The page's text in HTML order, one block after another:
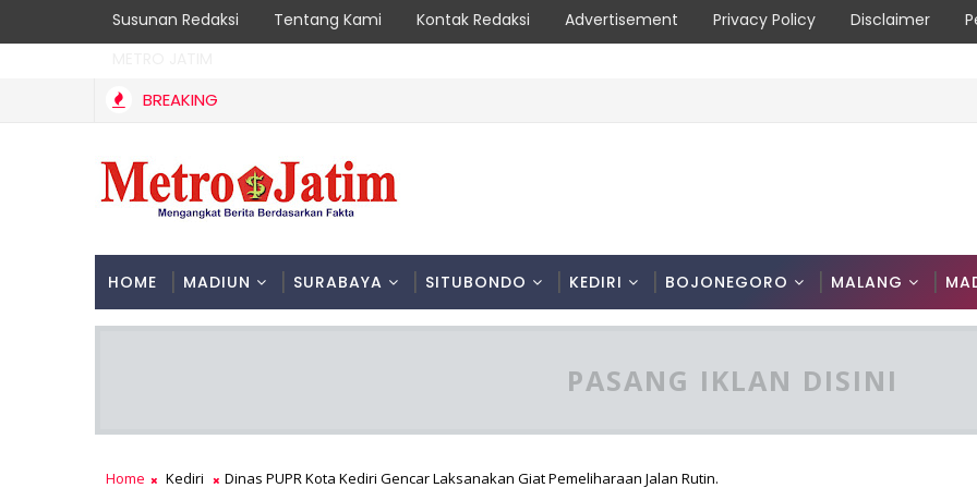
Susunan Redaksi Tentang Kami Kontak Redaksi Advertisement Privacy Policy Disclaimer
BREAKING
HOME MADIUN SURABAYA SITUBONDO KEDIRI BOJONEGORO MALANG
PASANG IKLAN DISINI
Home Kediri Dinas PUPR Kota Kediri Gencar Laksanakan Giat Pemeliharaan Jalan Rutin.